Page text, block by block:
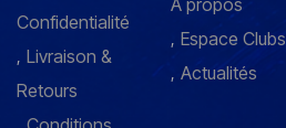
Confidentialité
Livraison &
Retours
À propos
Espace Clubs
Actualités